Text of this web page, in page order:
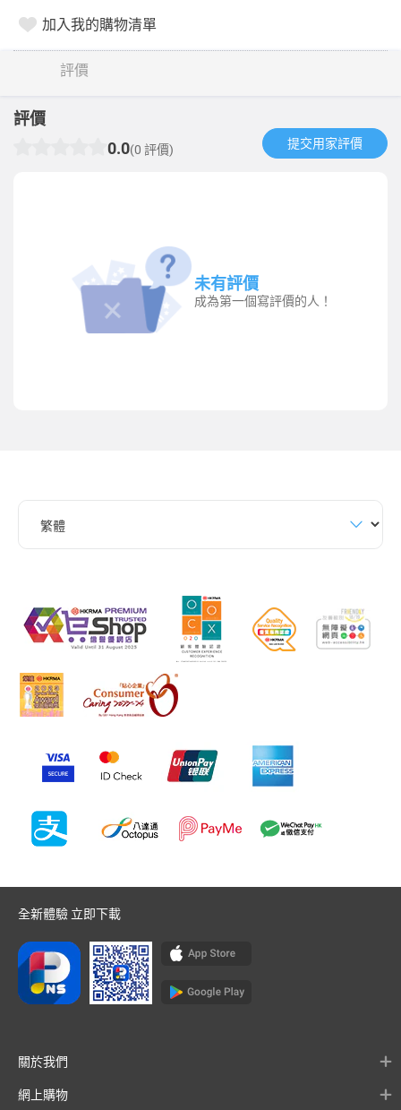
加入我的購物清單
評價
評價
0.0(0 評價) 提交用家評價​
未有評價
成為第一個寫評價的人！
全新體驗 立即下載
關於我們
網上購物